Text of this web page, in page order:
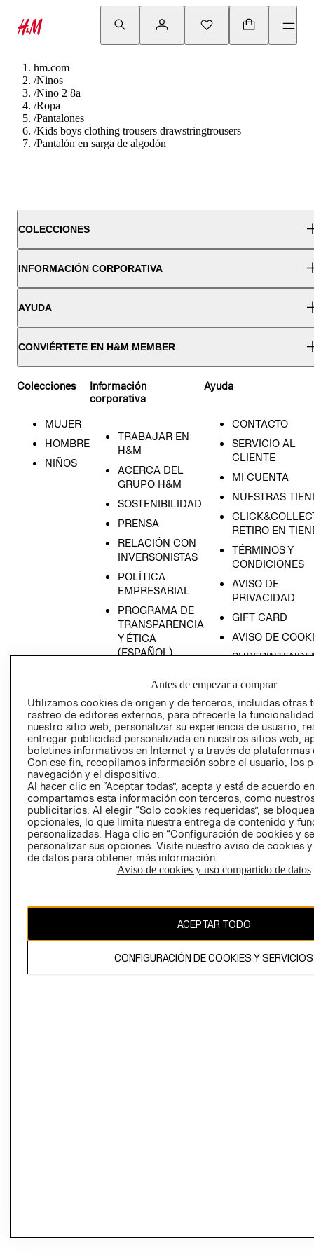
hm.com
/Ninos
/Nino 2 8a
/Ropa
/Pantalones
/Kids boys clothing trousers drawstringtrousers
/Pantalón en sarga de algodón
COLECCIONES
INFORMACIÓN CORPORATIVA
AYUDA
CONVIÉRTETE EN H&M MEMBER
Colecciones
MUJER
HOMBRE
NIÑOS
Información
corporativa
TRABAJAR EN
H&M
ACERCA DEL
GRUPO H&M
SOSTENIBILIDAD
PRENSA
RELACIÓN CON
INVERSONISTAS
POLÍTICA
EMPRESARIAL
PROGRAMA DE
TRANSPARENCIA
Y ÉTICA
(ESPAÑOL)
TRANSPARENCIA
Y ÉTICA (INGLÉS)
Ayuda
CONTACTO
SERVICIO AL
CLIENTE
MI CUENTA
NUESTRAS
RETIRO EN
TÉRMINOS Y
CONDICIONES
AVISO DE
PRIVACIDAD
GIFT CARD
AVISO DE
COMERCIO - SIC
PETICIONES
QUEJAS Y
RECLAMOS
Colombia ($)
CAMBIAR REGIÓN
propiedad de H&M Hennes & Mauritz AB.
Antes de empezar a comprar
Utilizamos cookies de origen y de terceros, incluidas otras
rastreo de editores externos, para ofrecerle la
nuestro sitio web, personalizar su experiencia de usuario,
entregar publicidad personalizada en nuestros sitios web,
boletines informativos en Internet y a través de plataformas
Con ese fin, recopilamos información sobre el usuario, los
navegación y el dispositivo.
Al hacer clic en “Aceptar todas”, acepta y está de acuerdo
compartamos esta información con terceros, como
publicitarios. Al elegir “Solo cookies requeridas”, se
opcionales, lo que limita nuestra entrega de contenido y
personalizadas. Haga clic en “Configuración de cookies y
personalizar sus opciones. Visite nuestro aviso de cookies
de datos para obtener más información.
Aviso de cookies y uso compartido de datos
ACEPTAR TODO
CONFIGURACIÓN DE COOKIES Y SERVICIOS